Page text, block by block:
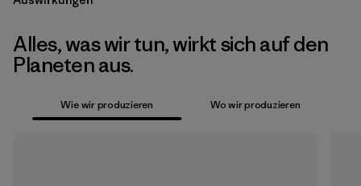
Alles, was wir tun, wirkt sich auf den
Planeten aus.
Wie wir produzieren Wo wir produzieren